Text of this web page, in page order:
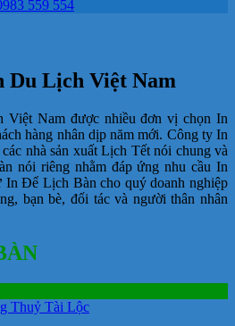
559 554
Du Lịch Việt Nam
Nam được nhiều đơn vị chọn In
hàng nhân dịp năm mới. Công ty In
nhà sản xuất Lịch Tết nói chung và
nói riêng nhằm đáp ứng nhu cầu In
In Để Lịch Bàn cho quý doanh nghiệp
bạn bè, đối tác và người thân nhân